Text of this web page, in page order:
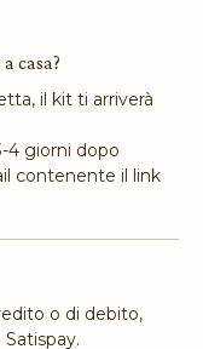
casa?
il kit ti arriverà
4 giorni dopo
contenente il link
o di debito,